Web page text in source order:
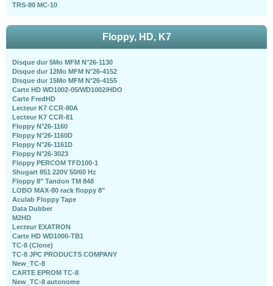
TRS-80 MC-10
Floppy, HD, K7
Disque dur 5Mo MFM N°26-1130
Disque dur 12Mo MFM N°26-4152
Disque dur 15Mo MFM N°26-4155
Carte HD WD1002-05/WD1002/HDO
Carte FredHD
Lecteur K7 CCR-80A
Lecteur K7 CCR-81
Floppy N°26-1160
Floppy N°26-1160D
Floppy N°26-1161D
Floppy N°26-3023
Floppy PERCOM TFD100-1
Shugart 851 220V 50/60 Hz
Floppy 8" Tandon TM 848
LOBO MAX-80 rack floppy 8"
Aculab Floppy Tape
Data Dubber
M2HD
Lecteur EXATRON
Carte HD WD1000-TB1
TC-8 (Clone)
TC-8 JPC PRODUCTS COMPANY
New_TC-8
CARTE EPROM TC-8
New_TC-8 autonome